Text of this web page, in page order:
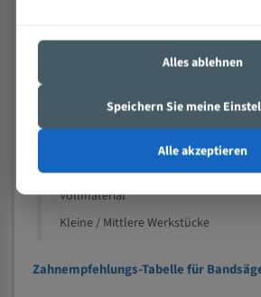
Nichteisenmetalle
Speziell entwickelt für Profile / Rohre
Kleine und mittlere Profile /
Vollmaterial
Kleine / Mittlere Werkstücke
Zahnempfehlungs-Tabelle für
Alles ablehnen
Speichern Sie meine
Alle akzeptieren